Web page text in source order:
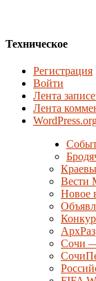
Техническое
Регистрация
Войти
Лента
Лента
Вести
Новое
Сочи